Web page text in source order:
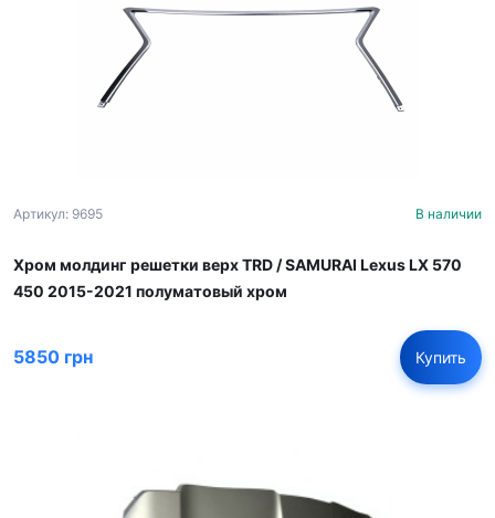
Артикул: 9695 В наличии
Хром молдинг решетки верх TRD / SAMURAI Lexus LX 570
450 2015-2021 полуматовый хром
5850 грн Купить